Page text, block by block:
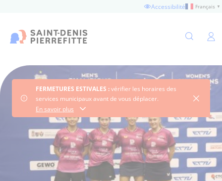
principal
Français ▼
Accessibilité
FERMETURES ESTIVALES :vérifier les horaires des
services municipaux avant de vous déplacer.
Consultez les horaires
En savoir plus